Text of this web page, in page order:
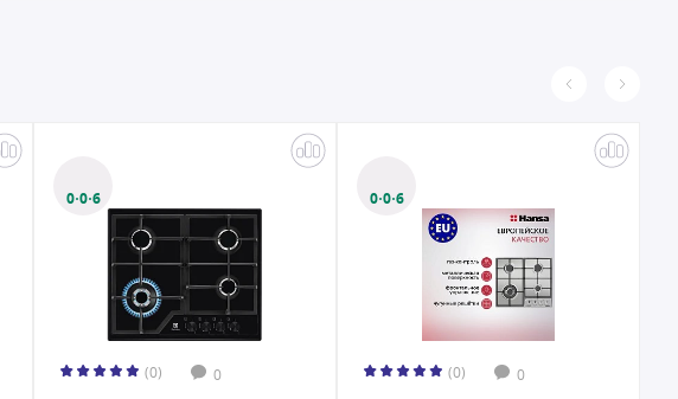
0·0·6
(0) 0
0·0·6
(0) 0